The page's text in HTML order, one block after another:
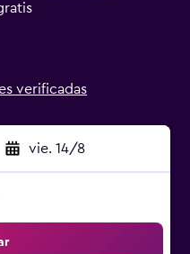
verificadas
vie. 14/8